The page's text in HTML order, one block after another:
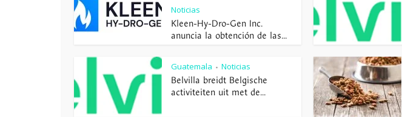
Noticias
Kleen-Hy-Dro-Gen Inc.
anuncia la obtención de las...
Guatemala • Noticias
Belvilla breidt Belgische
activiteiten uit met de...